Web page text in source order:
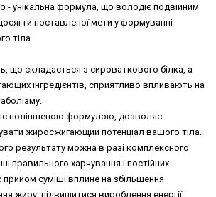
- унікальна формула, що володіє подвійним
поставленої мети у формуванні
тіла.
що складається з сироваткового білка, а
інгредієнтів, сприятливо впливають на
поліпшеною формулою, дозволяє
жиросжигающий потенціал вашого тіла.
результату можна в разі комплексного
правильного харчування і постійних
суміші вплине на збільшення
жиру, підвищитися вироблення енергії.